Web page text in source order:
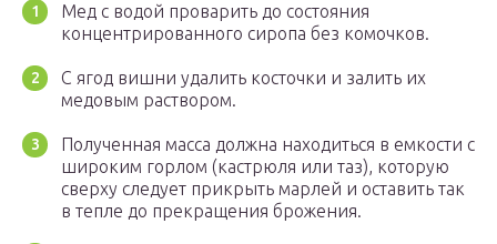
Мед с водой проварить до состояния
концентрированного сиропа без комочков.
С ягод вишни удалить косточки и залить их
медовым раствором.
Полученная масса должна находиться в емкости с
широким горлом (кастрюля или таз), которую
сверху следует прикрыть марлей и оставить так
в тепле до прекращения брожения.